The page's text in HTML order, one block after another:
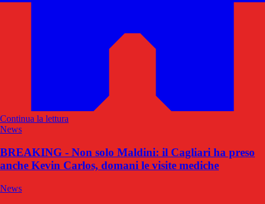
Continua la lettura
News
BREAKING - Non solo Maldini: il Cagliari ha preso
anche Kevin Carlos, domani le visite mediche
News